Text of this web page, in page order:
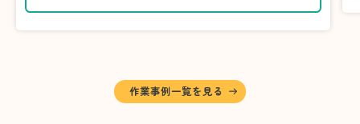
に仕分けしました。
A様から「手際よく進めてくれて助かりまし
作業事例一覧を見る